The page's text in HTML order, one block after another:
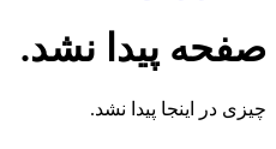
صفحه پیدا نشد.
چیزی در اینجا پیدا نشد.